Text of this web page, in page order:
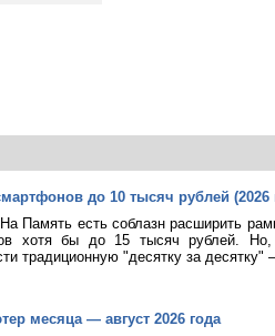
до 10 тысяч рублей (2026
Память есть соблазн расширить
хотя бы до 15 тысяч рублей. Но,
традиционную "десятку за
месяца — август 2026 года